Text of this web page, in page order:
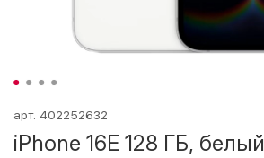
арт. 402252632
iPhone 16E 128 ГБ, белый